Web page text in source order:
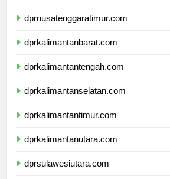
dprnusatenggaratimur.com
dprkalimantanbarat.com
dprkalimantantengah.com
dprkalimantanselatan.com
dprkalimantantimur.com
dprkalimantanutara.com
dprsulawesiutara.com